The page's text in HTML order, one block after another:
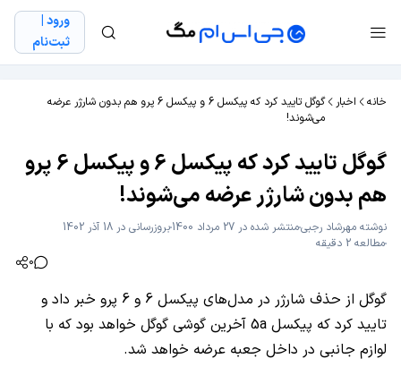
ورود |
ثبت‌نام
خانه اخبار
گوگل تایید کرد که پیکسل 6 و پیکسل 6 پرو هم بدون شارژر عرضه
می‌شوند!
گوگل تایید کرد که پیکسل 6 و پیکسل 6 پرو
هم بدون شارژر عرضه می‌شوند!
نوشته مهرشاد رجبیمنتشر شده در 27 مرداد 1400
بروزرسانی در 18 آذر 1402
مطالعه 2 دقیقه
0
گوگل از حذف شارژر در مدل‌های پیکسل 6 و 6 پرو خبر داد و
تایید کرد که پیکسل 5a آخرین گوشی گوگل خواهد بود که با
لوازم جانبی در داخل جعبه عرضه خواهد شد.